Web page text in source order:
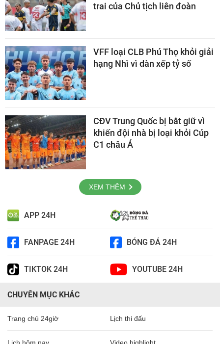
trai của Chủ tịch liên đoàn
VFF loại CLB Phú Thọ khỏi giải
hạng Nhì vì dàn xếp tỷ số
CĐV Trung Quốc bị bắt giữ vì
khiến đội nhà bị loại khỏi Cúp
C1 châu Á
XEM THÊM
APP 24H
FANPAGE 24H BÓNG ĐÁ 24H
TIKTOK 24H YOUTUBE 24H
CHUYÊN MỤC KHÁC
Trang chủ 24giờ Lịch thi đấu
Lịch hôm nay Video highlight